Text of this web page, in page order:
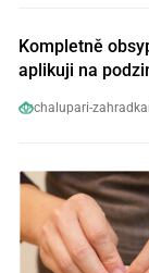
Kompletně
aplikuji na
chalupari-